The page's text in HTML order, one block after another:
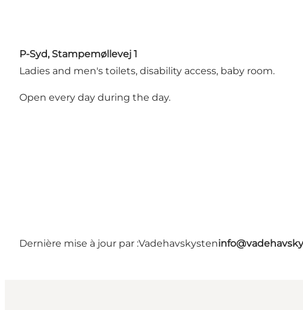
P-Syd, Stampemøllevej 1
Ladies and men's toilets, disability access, baby room.
Open every day during the day.
Dernière mise à jour par :Vadehavskysten